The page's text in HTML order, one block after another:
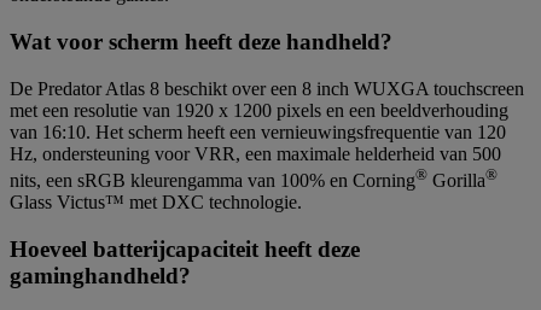
Wat voor scherm heeft deze handheld?
De Predator Atlas 8 beschikt over een 8 inch WUXGA touchscreen
met een resolutie van 1920 x 1200 pixels en een beeldverhouding
van 16:10. Het scherm heeft een vernieuwingsfrequentie van 120
Hz, ondersteuning voor VRR, een maximale helderheid van 500
nits, een sRGB kleurengamma van 100% en Corning® Gorilla®
Glass Victus™ met DXC technologie.
Hoeveel batterijcapaciteit heeft deze
gaminghandheld?